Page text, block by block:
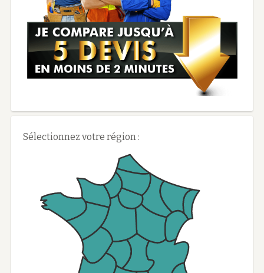
Sélectionnez votre région :